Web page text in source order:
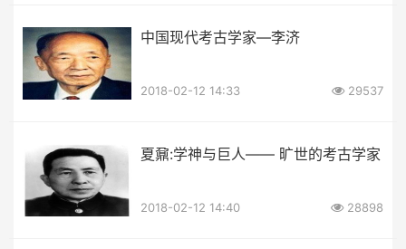
中国现代考古学家—李济
2018-02-12 14:33 29537
夏鼐:学神与巨人—— 旷世的考古学家
2018-02-12 14:40 28898